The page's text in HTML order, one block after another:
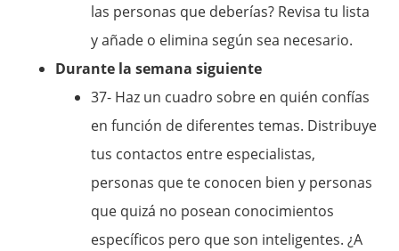
las personas que deberías? Revisa tu lista
y añade o elimina según sea necesario.
Durante la semana siguiente
37- Haz un cuadro sobre en quién confías
en función de diferentes temas. Distribuye
tus contactos entre especialistas,
personas que te conocen bien y personas
que quizá no posean conocimientos
específicos pero que son inteligentes. ¿A